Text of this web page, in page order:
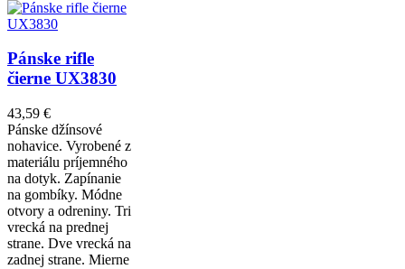
Pánske rifle
čierne UX3830
43,59 €
Pánske džínsové
nohavice. Vyrobené z
materiálu príjemného
na dotyk. Zapínanie
na gombíky. Módne
otvory a odreniny. Tri
vrecká na prednej
strane. Dve vrecká na
zadnej strane. Mierne